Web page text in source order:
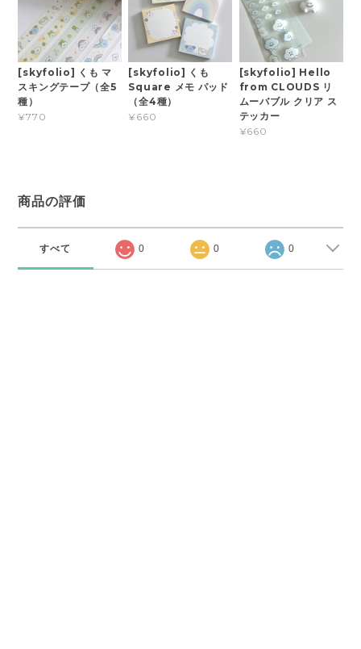
[skyfolio] くも マ
スキングテープ（全5
種）
¥770
[skyfolio] くも
Square メモ パッド
（全4種）
¥660
[skyfolio] Hello
from CLOUDS リ
ムーバブル クリア ス
テッカー
¥660
商品の評価
すべて 0 0 0